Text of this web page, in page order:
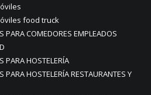
food truck
PARA COMEDORES EMPLEADOS
PARA HOSTELERÍA
PARA HOSTELERÍA RESTAURANTES Y